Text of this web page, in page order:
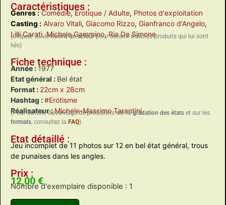
Caractéristiques :
Genres : Comédie,Erotique / Adulte, Photos d'exploitation
Casting : Alvaro Vitali, Giacomo Rizzo, Gianfranco d'Angelo,
Lilli Carati,Michele Gammino,Ria De Simone
(Cliquez sur lenom d’un acteurpour obtenir d’autres produits qui lui sont
liés)
Fiche technique :
Année : 1977
Etat général : Bel état
Format : 22cm x 28cm
Hashtag :#Erotisme
Réalisateur :Michele-Massimo Tarantini
(Pour obtenir davantage de précisions sur lagradation des états et sur les
formats, consultez la FAQ)
Etat détaillé :
Jeu incomplet de 11 photos sur 12 en bel état général, trous
de punaises dans les angles.
Prix :
12,00 €
Nombre d'exemplaire disponible : 1